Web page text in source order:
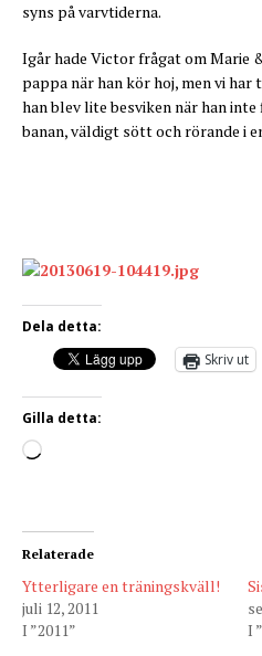
syns på varvtiderna.
Igår hade Victor frågat om Marie
pappa när han kör hoj, men vi
han blev lite besviken när han inte
banan, väldigt sött och rörande i
Dela detta:
Skriv ut
Gilla detta:
Relaterade
Ytterligare en träningskväll!
juli 12, 2011
I ”2011”
I